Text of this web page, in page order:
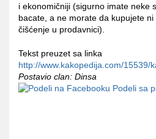
i ekonomičniji (sigurno imate neke
bacate, a ne morate da kupujete
čišćenje u prodavnici).
Tekst preuzet sa linka
http://www.kakopedija.com/15539/
Postavio clan: Dinsa
Podeli sa